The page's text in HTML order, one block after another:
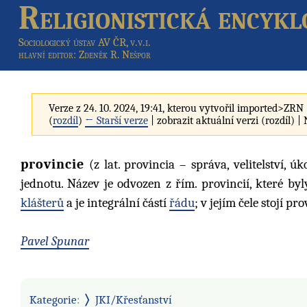
Religionistická
Sociologický ústav AV ČR, v.v.i.
hlavní editor: Zdeněk R. Nešpor
Verze z 24. 10. 2024, 19:41, kterou vytvořil imported>ZRN
(rozdíl) ← Starší verze| zobrazit aktuální verzi (rozdíl) |
provincie (z lat. provincia – správa, velitelství,
jednotu. Název je odvozen z řím. provincií, které
klášterůa je integrální částířádu; v jejím čele stojí
Pavel Spunar
Kategorie: JKI/Křesťanství